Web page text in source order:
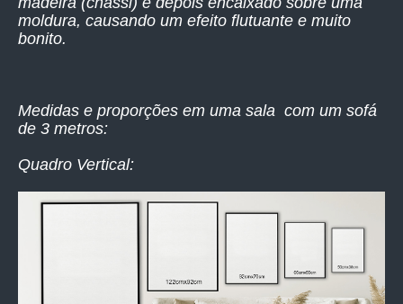
moldura, causando um efeito flutuante e muito
bonito.
Medidas e proporções em uma sala com um sofá
de 3 metros:
Quadro Vertical: